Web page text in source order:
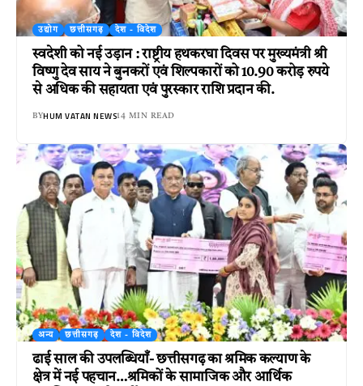
उद्योग छत्तीसगढ़ देश - विदेश
स्वदेशी को नई उड़ान : राष्ट्रीय हथकरघा दिवस पर मुख्यमंत्री श्री
विष्णु देव साय ने बुनकरों एवं शिल्पकारों को 10.90 करोड़ रुपये
से अधिक की सहायता एवं पुरस्कार राशि प्रदान की.
BYHUM VATAN NEWS14 MIN READ
अन्य छत्तीसगढ़ देश - विदेश
ढाई साल की उपलब्धियाँ- छत्तीसगढ़ का श्रमिक कल्याण के
क्षेत्र में नई पहचान…श्रमिकों के सामाजिक और आर्थिक